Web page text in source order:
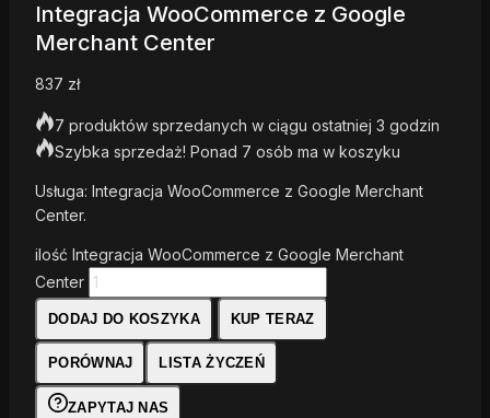
Integracja WooCommerce z Google
Merchant Center
837 zł
7 produktów sprzedanych w ciągu ostatniej 3 godzin
Szybka sprzedaż! Ponad 7 osób ma w koszyku
Usługa: Integracja WooCommerce z Google Merchant
Center.
ilość Integracja WooCommerce z Google Merchant
Center
DODAJ DO KOSZYKA KUP TERAZ
PORÓWNAJ LISTA ŻYCZEŃ
ZAPYTAJ NAS